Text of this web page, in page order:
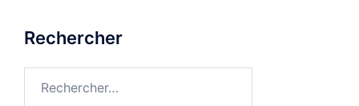
Rechercher